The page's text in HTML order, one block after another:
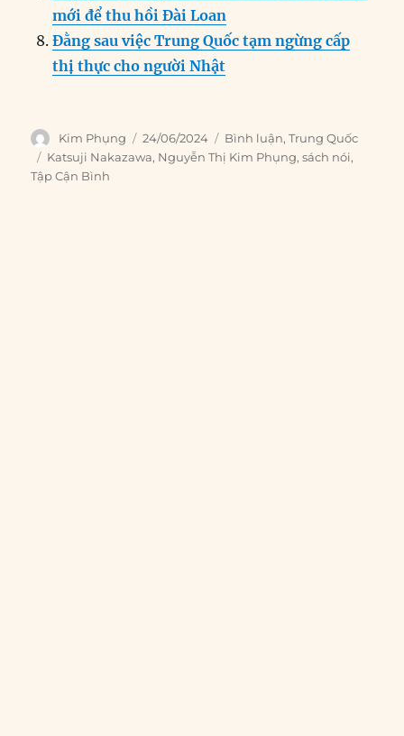
mới để thu hồi Đài Loan
Đằng sau việc Trung Quốc tạm ngừng cấp
thị thực cho người Nhật
Author
Kim Phụng
Posted
on
24/06/2024 Categories
Bình luận,Trung Quốc
Tags
Katsuji Nakazawa, Nguyễn Thị Kim Phụng,sách nói,
Tập Cận Bình